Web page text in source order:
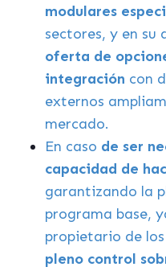
modulares
sectores, y en su
oferta de
integración con
externos
mercado.
En caso de ser
capacidad de
garantizando la
programa base,
propietario de
pleno control